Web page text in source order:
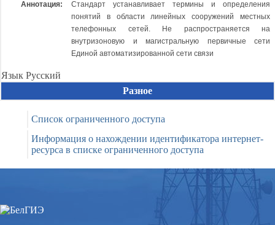
Аннотация:
Стандарт устанавливает термины и определения
понятий в области линейных сооружений местных
телефонных сетей. Не распространяется на
внутризоновую и магистральную первичные сети
Единой автоматизированной сети связи
Язык Русский
Разное
Список ограниченного доступа
Информация о нахождении идентификатора интернет-
ресурса в списке ограниченного доступа